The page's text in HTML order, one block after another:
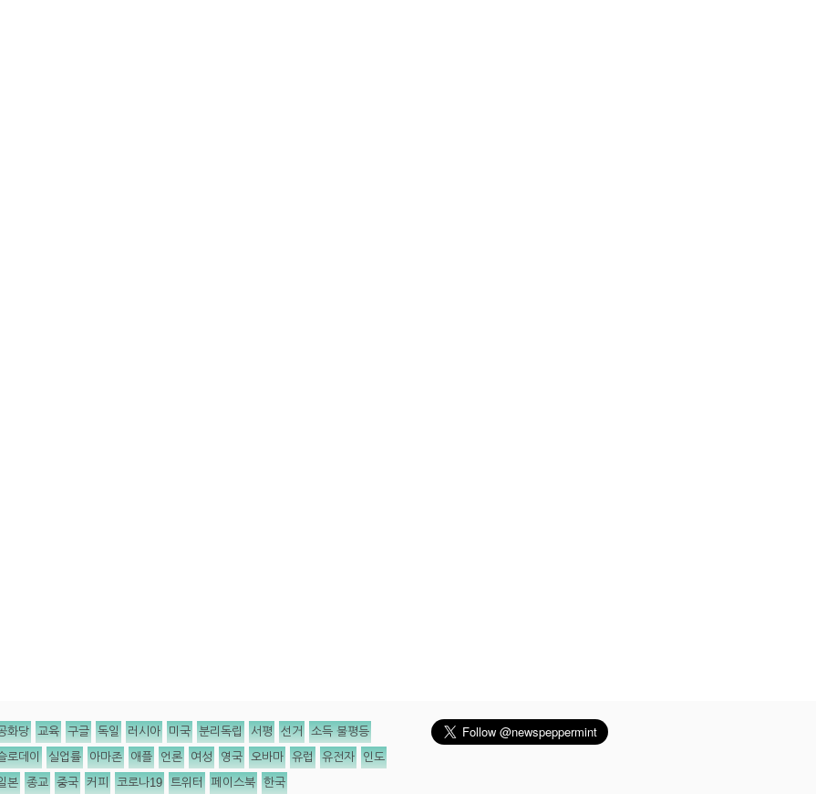
화당 교육 구글 독일 러시아 미국 분리독립 서평 선거 소득 불평등
로데이 실업률 아마존 애플 언론 여성 영국 오바마 유럽 유전자 인도
본 종교 중국 커피 코로나19 트위터 페이스북 한국